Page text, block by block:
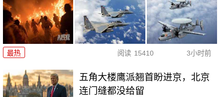
最热 阅读 15410 3小时前
五角大楼鹰派翘首盼进京，北京
连门缝都没给留